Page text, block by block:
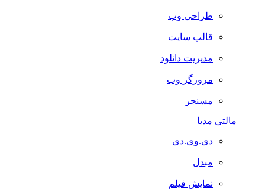
طراحی وب
قالب سایت
مدیریت دانلود
مرورگر وب
مسنجر
مالتی مدیا
دی.وی.دی
مبدل
نمایش فیلم